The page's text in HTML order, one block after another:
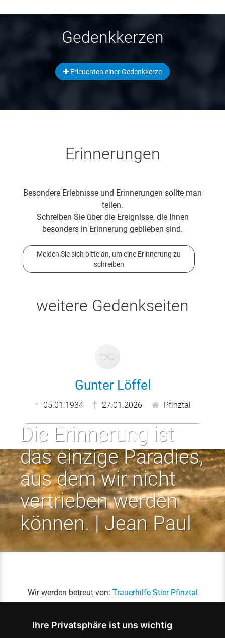
Ihre Privatsphäre ist uns wichtig
Gedenkkerzen
Erleuchten einer Gedenkkerze
Erinnerungen
Besondere Erlebnisse und Erinnerungen sollte man
teilen.
Schreiben Sie über die Ereignisse, die Ihnen
besonders in Erinnerung geblieben sind.
Melden Sie sich bitte an, um eine Erinnerung zu
schreiben
weitere Gedenkseiten
Gunter Löffel
05.01.1934 27.01.2026 Pfinztal
Die Erinnerung ist
das einzige Paradies,
aus dem wir nicht
vertrieben werden
können. | Jean Paul
Wir werden betreut von: Trauerhilfe Stier Pfinztal